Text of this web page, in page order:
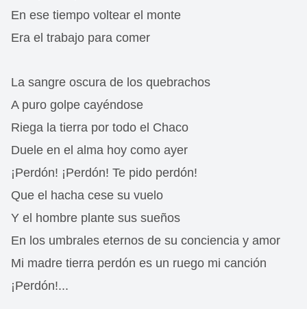
En ese tiempo voltear el monte
Era el trabajo para comer
La sangre oscura de los quebrachos
A puro golpe cayéndose
Riega la tierra por todo el Chaco
Duele en el alma hoy como ayer
¡Perdón! ¡Perdón! Te pido perdón!
Que el hacha cese su vuelo
Y el hombre plante sus sueños
En los umbrales eternos de su conciencia y amor
Mi madre tierra perdón es un ruego mi canción
¡Perdón!...